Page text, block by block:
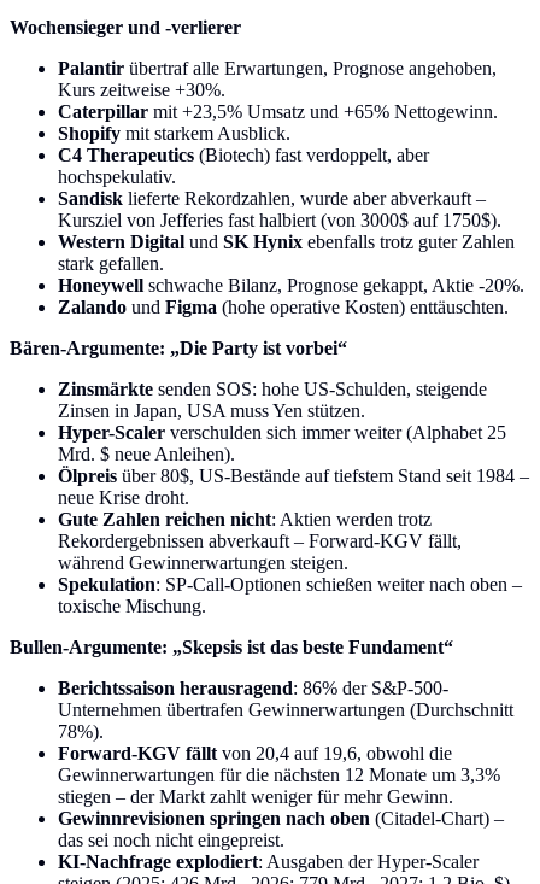
Wochensieger und -verlierer
Palantir übertraf alle Erwartungen, Prognose angehoben,
Kurs zeitweise +30%.
Caterpillar mit +23,5% Umsatz und +65% Nettogewinn.
Shopify mit starkem Ausblick.
C4 Therapeutics (Biotech) fast verdoppelt, aber
hochspekulativ.
Sandisk lieferte Rekordzahlen, wurde aber abverkauft –
Kursziel von Jefferies fast halbiert (von 3000$ auf 1750$).
Western Digital und SK Hynix ebenfalls trotz guter Zahlen
stark gefallen.
Honeywell schwache Bilanz, Prognose gekappt, Aktie -20%.
Zalando und Figma (hohe operative Kosten) enttäuschten.
Bären-Argumente: „Die Party ist vorbei“
Zinsmärkte senden SOS: hohe US-Schulden, steigende
Zinsen in Japan, USA muss Yen stützen.
Hyper-Scaler verschulden sich immer weiter (Alphabet 25
Mrd. $ neue Anleihen).
Ölpreis über 80$, US-Bestände auf tiefstem Stand seit 1984 –
neue Krise droht.
Gute Zahlen reichen nicht: Aktien werden trotz
Rekordergebnissen abverkauft – Forward-KGV fällt,
während Gewinnerwartungen steigen.
Spekulation: SP-Call-Optionen schießen weiter nach oben –
toxische Mischung.
Bullen-Argumente: „Skepsis ist das beste Fundament“
Berichtssaison herausragend: 86% der S&P-500-
Unternehmen übertrafen Gewinnerwartungen (Durchschnitt
78%).
Forward-KGV fällt von 20,4 auf 19,6, obwohl die
Gewinnerwartungen für die nächsten 12 Monate um 3,3%
stiegen – der Markt zahlt weniger für mehr Gewinn.
Gewinnrevisionen springen nach oben (Citadel-Chart) –
das sei noch nicht eingepreist.
KI-Nachfrage explodiert: Ausgaben der Hyper-Scaler